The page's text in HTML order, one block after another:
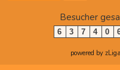
Besucher
6 3 7 4 0
powered by zLiga